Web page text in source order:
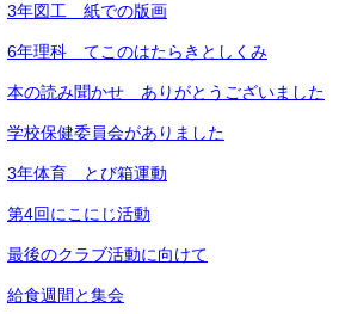
3年図工 紙での版画
6年理科 てこのはたらきとしくみ
本の読み聞かせ ありがとうございました
学校保健委員会がありました
3年体育 とび箱運動
第4回にこにじ活動
最後のクラブ活動に向けて
給食週間と集会